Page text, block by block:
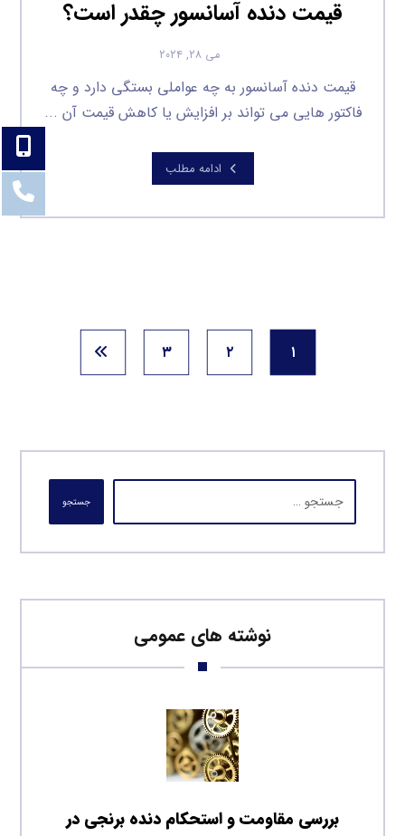
قیمت دنده آسانسور چقدر است؟
می ۲۸, ۲۰۲۴
قیمت دنده آسانسور به چه عواملی بستگی دارد و چه
فاکتور هایی می تواند بر افزایش یا کاهش قیمت آن ...
ادامه مطلب
۱ ۲ ۳
جستجو
نوشته های عمومی
بررسی مقاومت و استحکام دنده برنجی در